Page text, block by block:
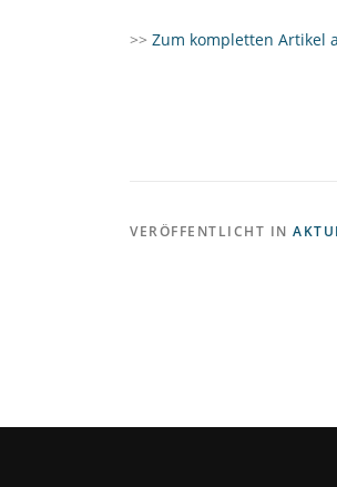
>> Zum kompletten Artikel
VERÖFFENTLICHT IN